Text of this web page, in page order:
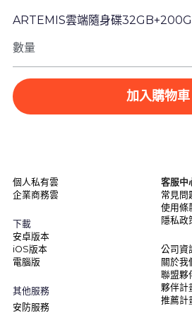
ARTEMIS雲端隨身碟
數量
加入購物車
個人私有雲
企業商務雲
下載
安卓版本
iOS版本
電腦版
其他服務
安防服務
客服中
常見問
使用條
隱私政
公司資
關於我
聯盟夥
夥伴計
推薦計